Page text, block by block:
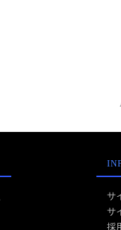
サ
サ
採